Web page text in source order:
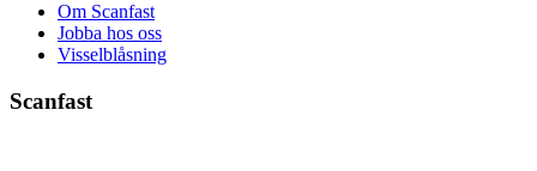
Om Scanfast
Jobba hos oss
Visselblåsning
Scanfast